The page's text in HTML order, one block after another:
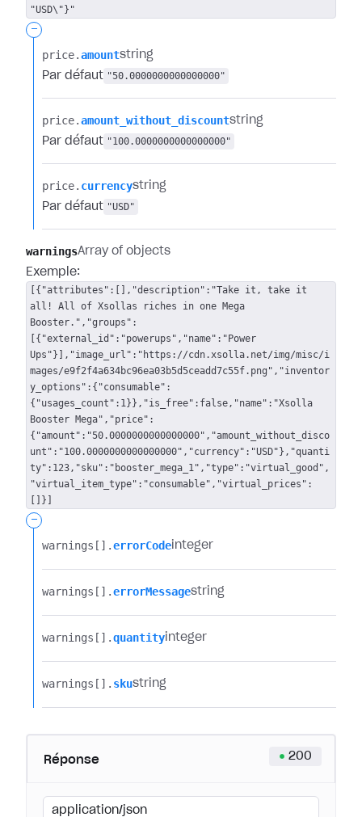
"USD\"}"
-
price.​amountstring
Par défaut "50.0000000000000000"
price.​amount_without_discountstring
Par défaut "100.0000000000000000"
price.​ currencystring
Par défaut "USD"
warningsArray of objects
Exemple:
[{"attributes":[],"description":"Take it, take it
all! All of Xsollas riches in one Mega
Booster.","groups":
[{"external_id":"powerups","name":"Power
Ups"}],"image_url":"https://cdn.xsolla.net/img/misc/i
mages/e9f2f4a634bc96ea03b5d5ceadd7c55f.png","inventor
y_options":{"consumable":
{"usages_count":1}},"is_free":false,"name":"Xsolla
Booster Mega","price":
{"amount":"50.0000000000000000","amount_without_disco
unt":"100.0000000000000000","currency":"USD"},"quanti
ty":123,"sku":"booster_mega_1","type":"virtual_good",
"virtual_item_type":"consumable","virtual_prices":
[]}]
-
warnings[].​errorCode integer
warnings[].​errorMessagestring
warnings[].​quantity integer
warnings[].​ skustring
Réponse 200
application/json